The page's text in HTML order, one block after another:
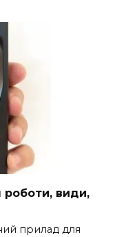
види,
прилад для